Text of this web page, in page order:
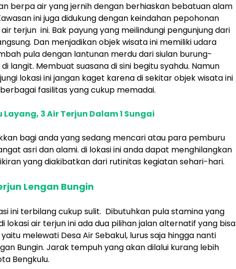
berpa air yang jernih dengan berhiaskan bebatuan alam
ini juga didukung dengan keindahan pepohonan
terjun ini. Bak payung yang meilindungi pengunjung dari
Dan menjadikan objek wisata ini memiliki udara
pula dengan lantunan merdu dari siulan burung-
langit. Membuat suasana di sini begitu syahdu. Namun
lokasi ini jangan kaget karena di sekitar objek wisata ini
fasilitas yang cukup memadai.
3 Air Terjun Dalam 1 Sungai
bagi anda yang sedang mencari atau para pemburu
asri dan alami. di lokasi ini anda dapat menghilangkan
yang diakibatkan dari rutinitas kegiatan sehari-hari.
Lengan Bungin
ini terbilang cukup sulit. Dibutuhkan pula stamina yang
lokasi air terjun ini ada dua pilihan jalan alternatif yang bisa
melewati Desa Air Sebakul, lurus saja hingga nanti
Bungin. Jarak tempuh yang akan dilalui kurang lebih
Bengkulu.